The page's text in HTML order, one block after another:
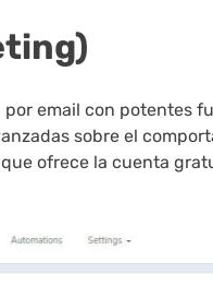
email con potentes
sobre el
ofrece la cuenta